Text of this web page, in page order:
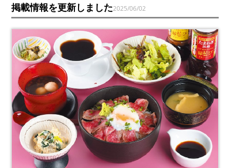
掲載情報を更新しました2025/06/02